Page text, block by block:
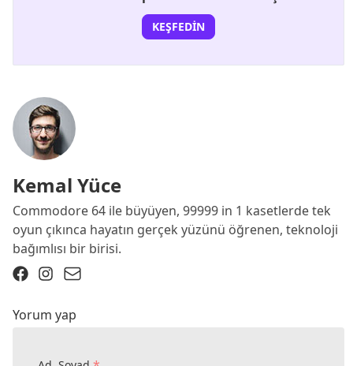
KEŞFEDIN
Kemal Yüce
Commodore 64 ile büyüyen, 99999 in 1 kasetlerde tek
oyun çıkınca hayatın gerçek yüzünü öğrenen, teknoloji
bağımlısı bir birisi.
Yorum yap